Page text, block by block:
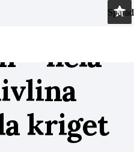
– hela
kriget
Sparad
Sparad
Sparad
Sparad